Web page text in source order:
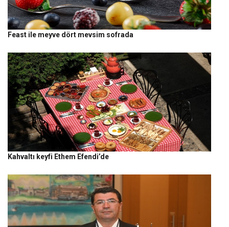
Feast ile meyve dört mevsim sofrada
Kahvaltı keyfi Ethem Efendi’de